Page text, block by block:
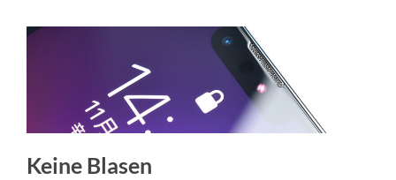
Keine Blasen